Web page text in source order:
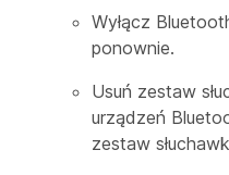
Wyłącz
ponownie.
Usuń zestaw
urządzeń
zestaw